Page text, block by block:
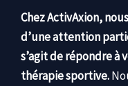
Chez ActivAxion,
d’une attention
s’agit de répondre à
thérapie sportive.